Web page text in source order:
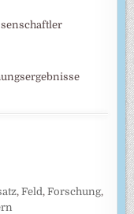
,Feld,Forschung,